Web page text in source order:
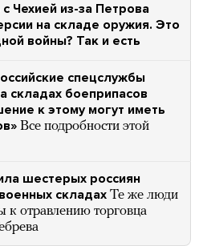
Чехией из-за Петрова
на складе оружия. Это
войны? Так и есть
спецслужбы
складах боеприпасов
к этому могут иметь
Все подробности этой
шестерых россиян
складах Те же люди
к отравлению торговца